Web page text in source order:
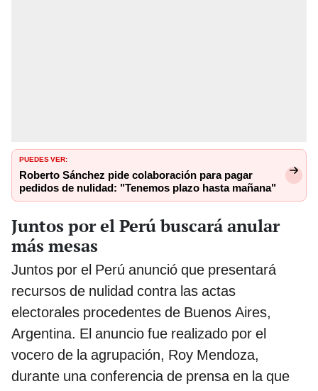
PUEDES VER:
Roberto Sánchez pide colaboración para pagar
pedidos de nulidad: "Tenemos plazo hasta mañana"
Juntos por el Perú buscará anular
más mesas
Juntos por el Perú anunció que presentará
recursos de nulidad contra las actas
electorales procedentes de Buenos Aires,
Argentina. El anuncio fue realizado por el
vocero de la agrupación, Roy Mendoza,
durante una conferencia de prensa en la que